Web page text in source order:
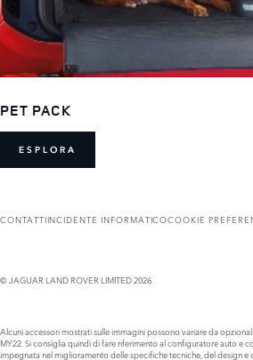
PET PACK
ESPLORA
CONTATTIINCIDENTE INFORMATICOCOOKIE
© JAGUAR LAND ROVER LIMITED 2026
Alcuni accessori mostrati sulle immagini possono variare da
MY22. Si consiglia quindi di fare riferimento al configuratore auto e
impegnata nel miglioramento delle specifiche tecniche, del design